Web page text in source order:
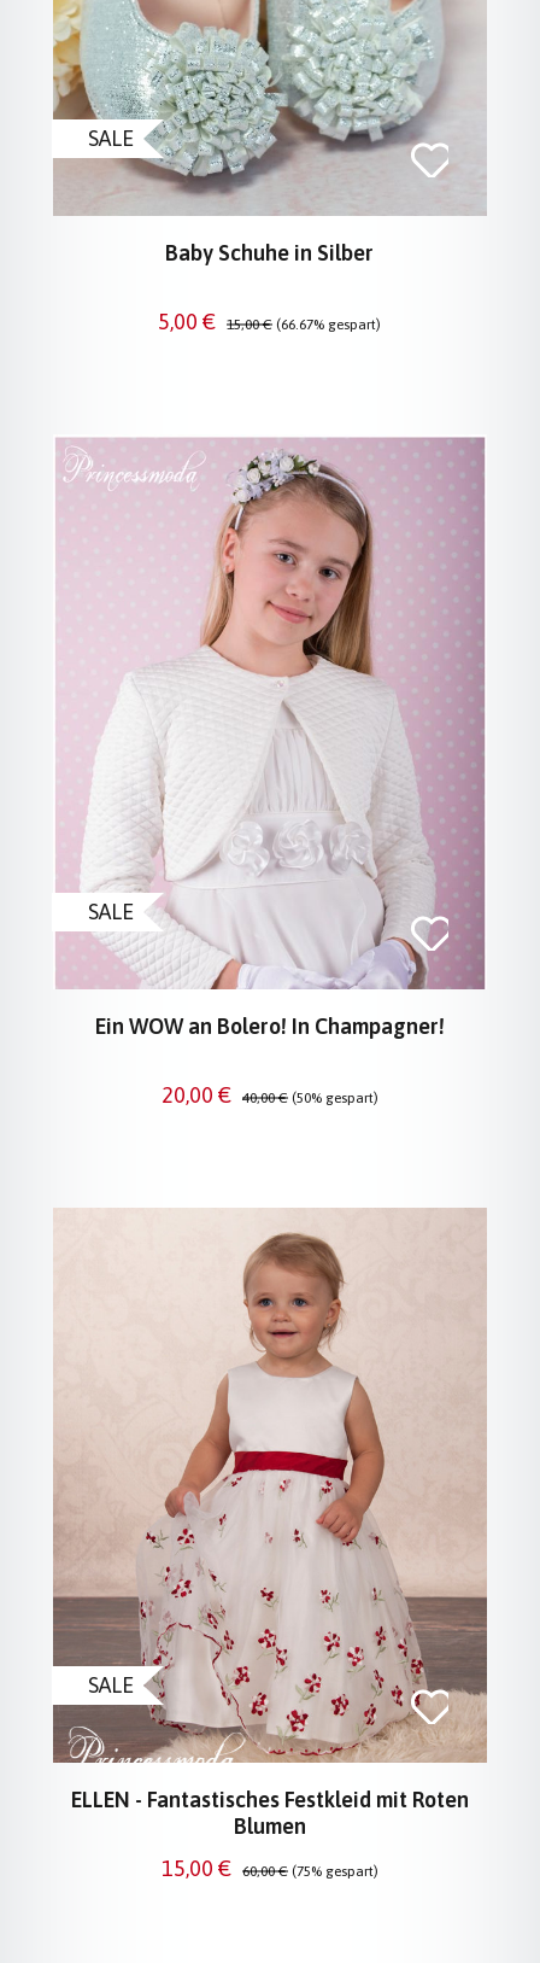
SALE
Baby Schuhe in Silber
Verkaufspreis:
5,00 € Regulärer Preis:
15,00 € (66.67% gespart)
SALE
Ein WOW an Bolero! In Champagner!
Verkaufspreis:
20,00 € Regulärer Preis:
40,00 € (50% gespart)
SALE
ELLEN - Fantastisches Festkleid mit Roten
Blumen
Verkaufspreis:
15,00 € Regulärer Preis:
60,00 € (75% gespart)